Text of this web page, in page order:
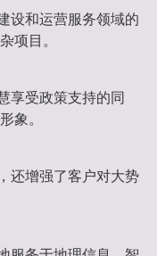
设和运营服务领域的
项目。
享受政策支持的同
象。
还增强了客户对大势